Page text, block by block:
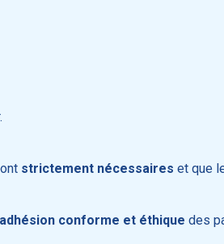
strictement nécessaires et que
adhésion conforme et éthique des